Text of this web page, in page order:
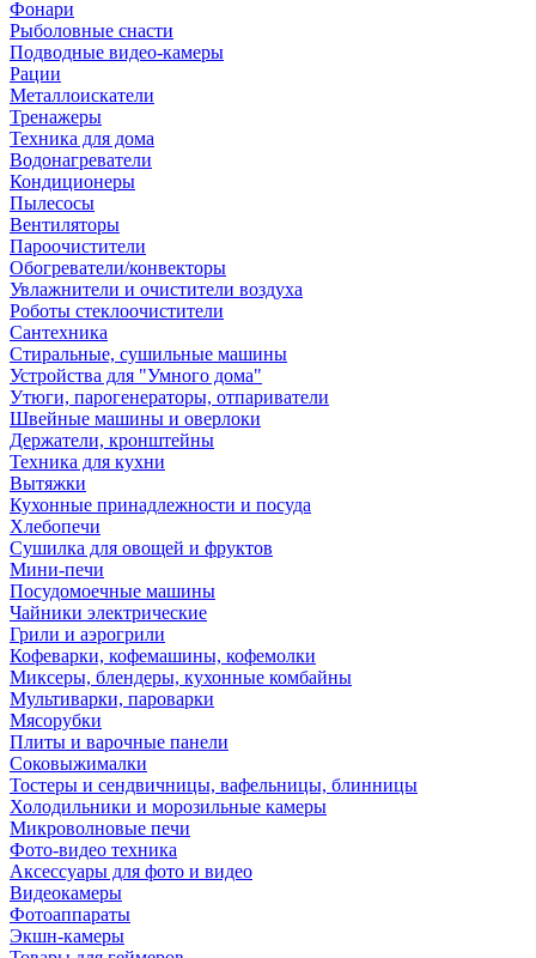
Фонари
Рыболовные снасти
Подводные видео-камеры
Рации
Металлоискатели
Тренажеры
Техника для дома
Водонагреватели
Кондиционеры
Пылесосы
Вентиляторы
Пароочистители
Обогреватели/конвекторы
Увлажнители и очистители воздуха
Роботы стеклоочистители
Сантехника
Стиральные, сушильные машины
Устройства для "Умного дома"
Утюги, парогенераторы, отпариватели
Швейные машины и оверлоки
Держатели, кронштейны
Техника для кухни
Вытяжки
Кухонные принадлежности и посуда
Хлебопечи
Сушилка для овощей и фруктов
Мини-печи
Посудомоечные машины
Чайники электрические
Грили и аэрогрили
Кофеварки, кофемашины, кофемолки
Миксеры, блендеры, кухонные комбайны
Мультиварки, пароварки
Мясорубки
Плиты и варочные панели
Соковыжималки
Тостеры и сендвичницы, вафельницы, блинницы
Холодильники и морозильные камеры
Микроволновые печи
Фото-видео техника
Аксессуары для фото и видео
Видеокамеры
Фотоаппараты
Экшн-камеры